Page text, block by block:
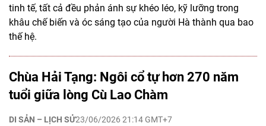
tinh tế, tất cả đều phản ánh sự khéo léo, kỹ lưỡng trong
khâu chế biến và óc sáng tạo của người Hà thành qua bao
thế hệ.
Chùa Hải Tạng: Ngôi cổ tự hơn 270 năm
tuổi giữa lòng Cù Lao Chàm
DI SẢN – LỊCH SỬ23/06/2026 21:14 GMT+7